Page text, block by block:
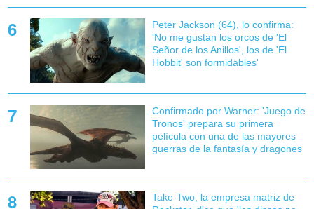
Peter Jackson (64), lo confirma:
'No me gustan los orcos de 'El
Señor de los Anillos', los de 'El
Hobbit' son formidables'
Confirmado por Warner: 'Juego de
Tronos' prepara su primera
película con una de las mayores
guerras de la fantasía y dragones
Take-Two, la empresa matriz de